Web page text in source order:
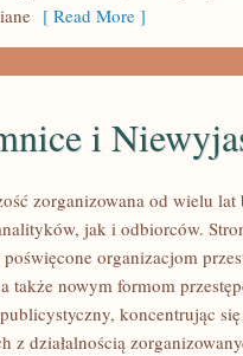
[ Read More ]
i
zorganizowana od wielu
jak i odbiorców.
poświęcone organizacjom
także nowym formom
koncentrując
z działalnością